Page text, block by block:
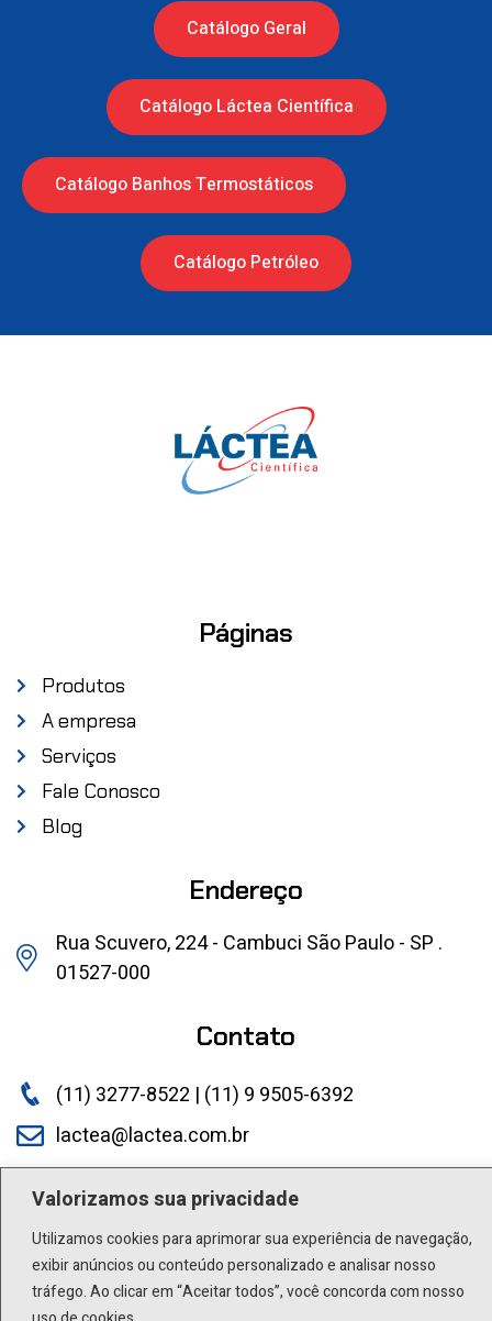
Valorizamos sua privacidade
Utilizamos cookies para aprimorar sua experiência de navegação,
exibir anúncios ou conteúdo personalizado e analisar nosso
tráfego. Ao clicar em “Aceitar todos”, você concorda com nosso
Catálogo Geral
Catálogo Láctea Científica
Catálogo Banhos Termostáticos
Catálogo Petróleo
Páginas
Produtos
A empresa
Serviços
Fale Conosco
Blog
Endereço
Rua Scuvero, 224 - Cambuci São Paulo - SP .
01527-000
Contato
(11) 3277-8522 | (11) 9 9505-6392
lactea@lactea.com.br
Social